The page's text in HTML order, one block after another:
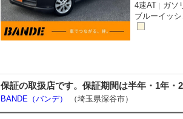
4速AT ｜ ガソ
ブルーイッ
保証の取扱店です。保証期間は半年・1年
BANDE（バンデ） （埼玉県深谷市）